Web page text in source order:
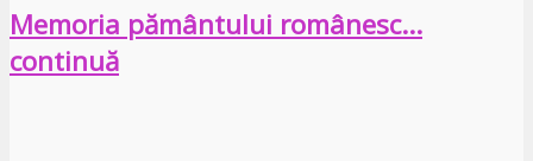
Memoria pământului românesc…
continuă